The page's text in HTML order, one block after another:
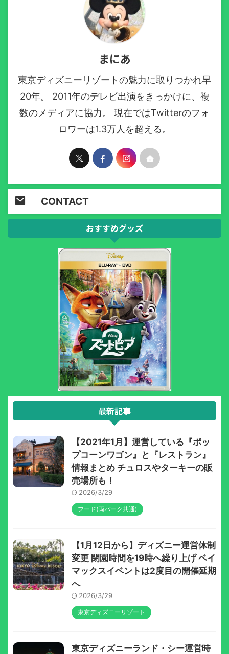
まにあ
東京ディズニーリゾートの魅力に取りつかれ早
20年。 2011年のデレビ出演をきっかけに、複
数のメディアに協力。 現在ではTwitterのフォ
ロワーは1.3万人を超える。
CONTACT
おすすめグッズ
最新記事
【2021年1月】運営している『ポッ
プコーンワゴン』と『レストラン』
情報まとめ チュロスやターキーの販
売場所も！
2026/3/29
フード(両パーク共通)
【1月12日から】ディズニー運営体制
変更 閉園時間を19時へ繰り上げ ベイ
マックスイベントは2度目の開催延期
へ
2026/3/29
東京ディズニーリゾート
東京ディズニーランド・シー運営時